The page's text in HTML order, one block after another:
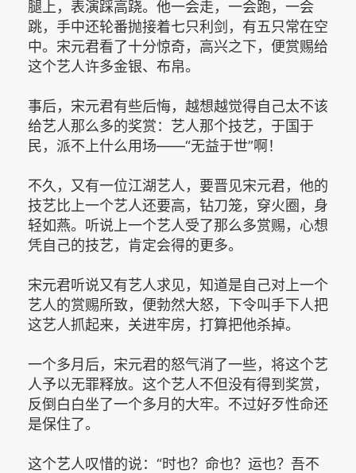
腿上，表演踩高跷。他一会走，一会跑，一会
跳，手中还轮番抛接着七只利剑，有五只常在空
中。宋元君看了十分惊奇，高兴之下，便赏赐给
这个艺人许多金银、布帛。
事后，宋元君有些后悔，越想越觉得自己太不该
给艺人那么多的奖赏：艺人那个技艺，于国于
民，派不上什么用场——“无益于世”啊！
不久，又有一位江湖艺人，要晋见宋元君，他的
技艺比上一个艺人还要高，钻刀笼，穿火圈，身
轻如燕。听说上一个艺人受了那么多赏赐，心想
凭自己的技艺，肯定会得的更多。
宋元君听说又有艺人求见，知道是自己对上一个
艺人的赏赐所致，便勃然大怒，下令叫手下人把
这艺人抓起来，关进牢房，打算把他杀掉。
一个多月后，宋元君的怒气消了一些，将这个艺
人予以无罪释放。这个艺人不但没有得到奖赏，
反倒白白坐了一个多月的大牢。不过好歹性命还
是保住了。
这个艺人叹惜的说：“时也？命也？运也？吾不